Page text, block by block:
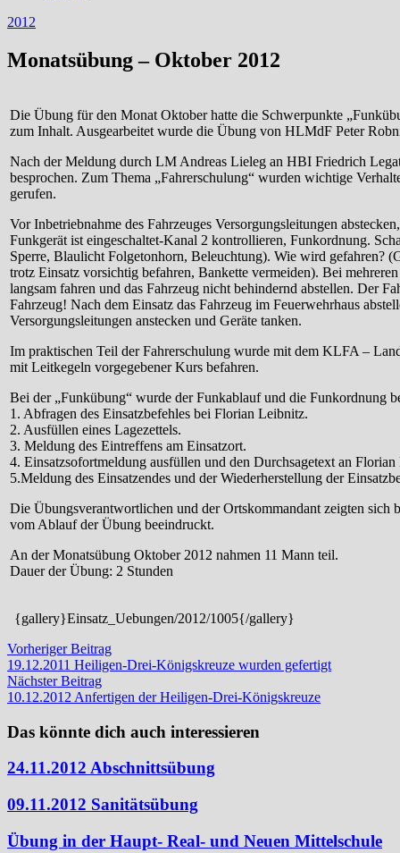
2012
Monatsübung – Oktober 2012
Die Übung für den Monat Oktober hatte die Schwerpunkte
zum Inhalt. Ausgearbeitet wurde die Übung von HLMdF Peter
Nach der Meldung durch LM Andreas Lieleg an HBI Friedrich
besprochen. Zum Thema „Fahrerschulung“ wurden wichtige
gerufen.
Vor Inbetriebnahme des Fahrzeuges Versorgungsleitungen
Funkgerät ist eingeschaltet-Kanal 2 kontrollieren, Funkordnung.
Sperre, Blaulicht Folgetonhorn, Beleuchtung). Wie wird gefahren?
trotz Einsatz vorsichtig befahren, Bankette vermeiden). Bei
langsam fahren und das Fahrzeug nicht behindernd abstellen. Der
Fahrzeug! Nach dem Einsatz das Fahrzeug im Feuerwehrhaus
Versorgungsleitungen anstecken und Geräte tanken.
Im praktischen Teil der Fahrerschulung wurde mit dem KLFA –
mit Leitkegeln vorgegebener Kurs befahren.
Bei der „Funkübung“ wurde der Funkablauf und die Funkordnung
1. Abfragen des Einsatzbefehles bei Florian Leibnitz.
2. Ausfüllen eines Lagezettels.
3. Meldung des Eintreffens am Einsatzort.
4. Einsatzsofortmeldung ausfüllen und den Durchsagetext an
5.Meldung des Einsatzendes und der Wiederherstellung der
Die Übungsverantwortlichen und der Ortskommandant zeigten sich
vom Ablauf der Übung beeindruckt.
An der Monatsübung Oktober 2012 nahmen 11 Mann teil.
Dauer der Übung: 2 Stunden
{gallery}Einsatz_Uebungen/2012/1005{/gallery}
Beitragsnavigation
Vorheriger BeitragVorheriger
Beitrag:
19.12.2011 Heiligen-Drei-Königskreuze wurden gefertigt
Nächster BeitragNächster
Beitrag:
10.12.2012 Anfertigen der Heiligen-Drei-Königskreuze
Das könnte dich auch interessieren
24.11.2012 Abschnittsübung
09.11.2012 Sanitätsübung
Übung in der Haupt- Real- und Neuen Mittelschule